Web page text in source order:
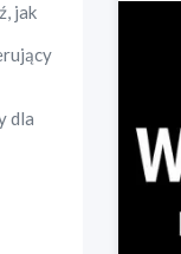
jak
dla